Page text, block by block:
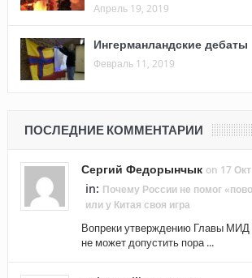
Апрель 19, 2019
Ингерманландские дебаты
Февраль 11, 2019
ПОСЛЕДНИЕ КОММЕНТАРИИ
Сергий Федорынчык on 17 Окт
in: Почему России не помог
или у Китая своя игра
Вопреки утверждению Главы
не может допустить пора ...